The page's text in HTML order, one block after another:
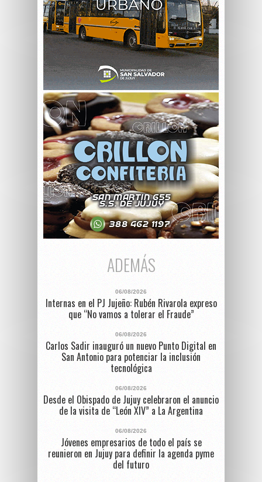
ADEMÁS
06/08/2026
Internas en el PJ Jujeño: Rubén Rivarola expreso
que “No vamos a tolerar el Fraude”
06/08/2026
Carlos Sadir inauguró un nuevo Punto Digital en
San Antonio para potenciar la inclusión
tecnológica
06/08/2026
Desde el Obispado de Jujuy celebraron el anuncio
de la visita de “León XIV” a La Argentina
06/08/2026
Jóvenes empresarios de todo el país se
reunieron en Jujuy para definir la agenda pyme
del futuro